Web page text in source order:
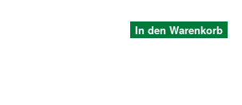
In den Warenkorb